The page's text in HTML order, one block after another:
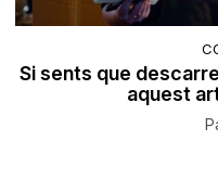
Si sents que
aquest